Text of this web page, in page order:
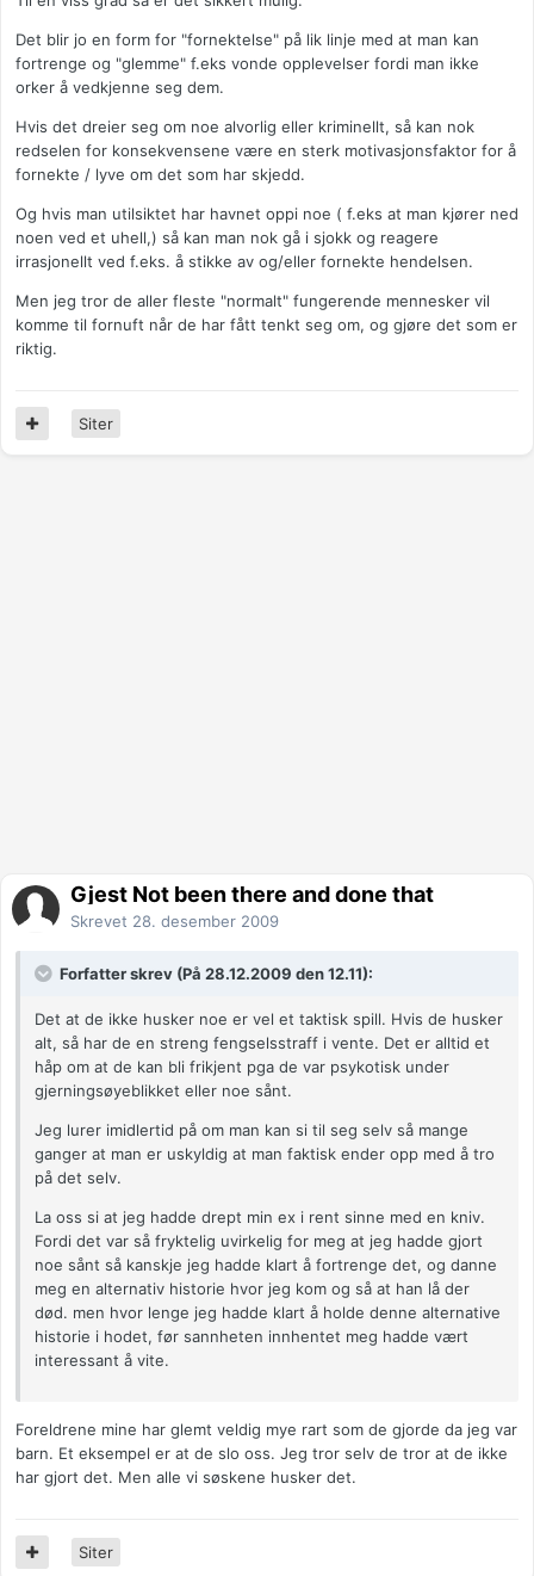
Det blir jo en form for "fornektelse" på lik linje med at man kan
fortrenge og "glemme" f.eks vonde opplevelser fordi man ikke
orker å vedkjenne seg dem.
Hvis det dreier seg om noe alvorlig eller kriminellt, så kan nok
redselen for konsekvensene være en sterk motivasjonsfaktor for å
fornekte / lyve om det som har skjedd.
Og hvis man utilsiktet har havnet oppi noe ( f.eks at man kjører ned
noen ved et uhell,) så kan man nok gå i sjokk og reagere
irrasjonellt ved f.eks. å stikke av og/eller fornekte hendelsen.
Men jeg tror de aller fleste "normalt" fungerende mennesker vil
komme til fornuft når de har fått tenkt seg om, og gjøre det som er
riktig.
Siter
Gjest Not been there and done that
Skrevet 28. desember 2009
Forfatter skrev (På 28.12.2009 den 12.11):
Det at de ikke husker noe er vel et taktisk spill. Hvis de husker
alt, så har de en streng fengselsstraff i vente. Det er alltid et
håp om at de kan bli frikjent pga de var psykotisk under
gjerningsøyeblikket eller noe sånt.
Jeg lurer imidlertid på om man kan si til seg selv så mange
ganger at man er uskyldig at man faktisk ender opp med å tro
på det selv.
La oss si at jeg hadde drept min ex i rent sinne med en kniv.
Fordi det var så fryktelig uvirkelig for meg at jeg hadde gjort
noe sånt så kanskje jeg hadde klart å fortrenge det, og danne
meg en alternativ historie hvor jeg kom og så at han lå der
død. men hvor lenge jeg hadde klart å holde denne alternative
historie i hodet, før sannheten innhentet meg hadde vært
interessant å vite.
Foreldrene mine har glemt veldig mye rart som de gjorde da jeg var
barn. Et eksempel er at de slo oss. Jeg tror selv de tror at de ikke
har gjort det. Men alle vi søskene husker det.
Siter